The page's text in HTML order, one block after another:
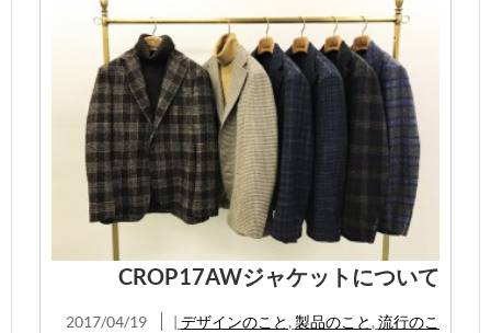
CROP17AWジャケットについて
2017/04/19 | デザインのこと , 製品のこと , 流行のこ